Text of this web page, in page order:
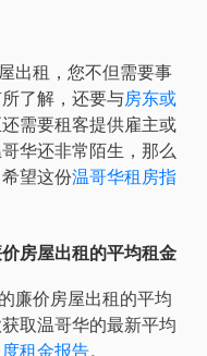
出租 ，您不但需要事
了解，还要与房东或
需要租客提供雇主或
华还非常陌生，那么
望这份温哥华租房指
房屋出租的平均租金
廉价房屋出租的平均
取温哥华的最新平均
度租金报告。